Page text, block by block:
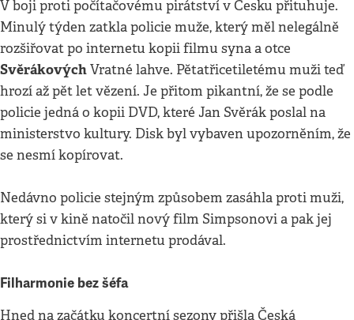
V boji proti počítačovému pirátství v Česku přituhuje.
Minulý týden zatkla policie muže, který měl nelegálně
rozšiřovat po internetu kopii filmu syna a otce
SvěrákovýchVratné lahve. Pětatřicetiletému muži teď
hrozí až pět let vězení. Je přitom pikantní, že se podle
policie jedná o kopii DVD, které Jan Svěrák poslal na
ministerstvo kultury. Disk byl vybaven upozorněním, že
se nesmí kopírovat.
Nedávno policie stejným způsobem zasáhla proti muži,
který si v kině natočil nový film Simpsonovi a pak jej
prostřednictvím internetu prodával.
Filharmonie bez šéfa
Hned na začátku koncertní sezony přišla Česká